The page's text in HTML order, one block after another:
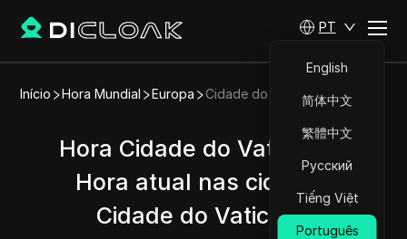
PT
English
简体中文
繁體中文
Русский
Tiếng Việt
Português
Início Hora Mundial Europa Cidade do Vaticano
Hora Cidade do Vaticano |
Hora atual nas cidades
Cidade do Vaticano